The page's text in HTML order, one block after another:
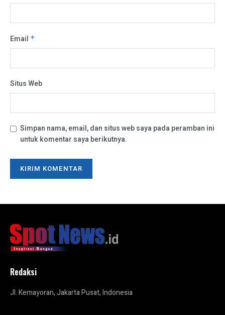
Email *
Situs Web
Simpan nama, email, dan situs web saya pada peramban ini
untuk komentar saya berikutnya.
Redaksi
Jl. Kemayoran, Jakarta Pusat, Indonesia